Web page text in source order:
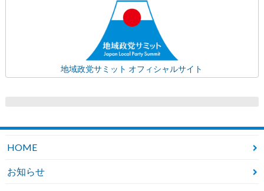
地域政党サミット オフィシャルサイト
HOME
お知らせ